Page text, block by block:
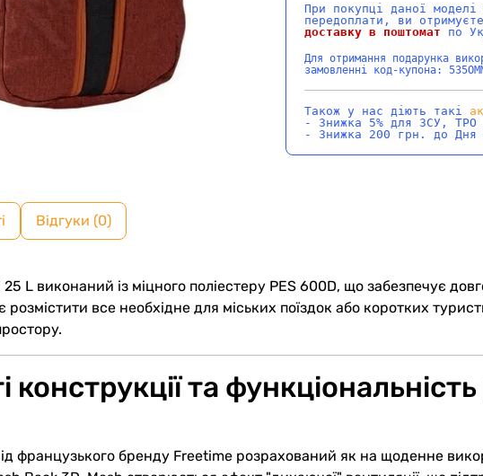
При покупці даної
передоплати, ви
доставку в поштомат по
Для отримання подарунка
замовленні код-купона:
Також у нас діють такі
- Знижка 5% для ЗСУ, ТРО
- Знижка 200 грн. до Дня
Відгуки (0)
L виконаний із міцного поліестеру PES 600D, що забезпечує
розмістити все необхідне для міських поїздок або коротких
конструкції та
французького бренду Freetime розрахований як на щоденне